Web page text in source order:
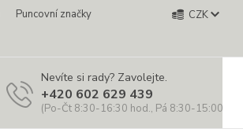
Puncovní značky
CZK
Nevíte si rady? Zavolejte.
+420 602 629 439
(Po-Čt 8:30-16:30 hod., Pá 8:30-15:00 hod.)